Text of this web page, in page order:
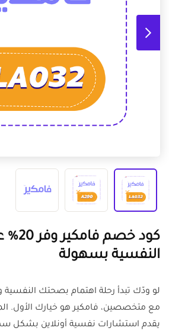
كود
النفسية بسهولة
لو ودّك تبدأ رحلة اهتمام بصحتك
مع متخصصين، فامكير هو خيارك الأول.
يقدم استشارات نفسية أونلاين بشكل